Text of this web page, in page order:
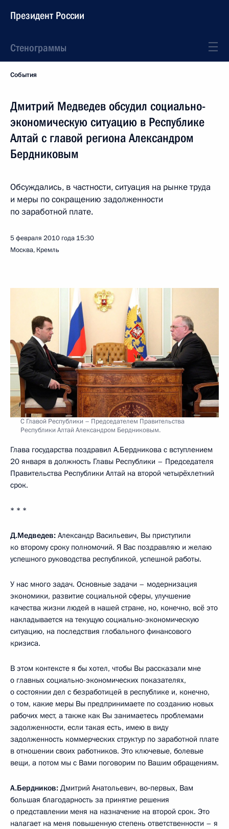
Президент России
Стенограммы
События
Дмитрий Медведев обсудил социально-
экономическую ситуацию в Республике
Алтай с главой региона Александром
Бердниковым
Обсуждались, в частности, ситуация на рынке труда
и меры по сокращению задолженности
по заработной плате.
5 февраля 2010 года 15:30
Москва, Кремль
C Главой Республики – Председателем Правительства
Республики Алтай Александром Бердниковым.
Глава государства поздравил А.Бердникова с вступлением
20 января в должность Главы Республики – Председателя
Правительства Республики Алтай на второй четырёхлетний
срок.
* * *
Д.Медведев: Александр Васильевич, Вы приступили
ко второму сроку полномочий. Я Вас поздравляю и желаю
успешного руководства республикой, успешной работы.
У нас много задач. Основные задачи – модернизация
экономики, развитие социальной сферы, улучшение
качества жизни людей в нашей стране, но, конечно, всё это
накладывается на текущую социально-экономическую
ситуацию, на последствия глобального финансового
кризиса.
В этом контексте я бы хотел, чтобы Вы рассказали мне
о главных социально-экономических показателях,
о состоянии дел с безработицей в республике и, конечно,
о том, какие меры Вы предпринимаете по созданию новых
рабочих мест, а также как Вы занимаетесь проблемами
задолженности, если такая есть, имею в виду
задолженность коммерческих структур по заработной плате
в отношении своих работников. Это ключевые, болевые
вещи, а потом мы с Вами поговорим по Вашим обращениям.
А.Бердников: Дмитрий Анатольевич, во‑первых, Вам
большая благодарность за принятие решения
о представлении меня на назначение на второй срок. Это
налагает на меня повышенную степень ответственности – я